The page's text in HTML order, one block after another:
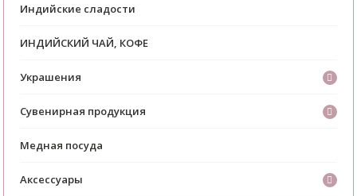
Индийские сладости
ИНДИЙСКИЙ ЧАЙ, КОФЕ
Украшения
Сувенирная продукция
Медная посуда
Аксессуары